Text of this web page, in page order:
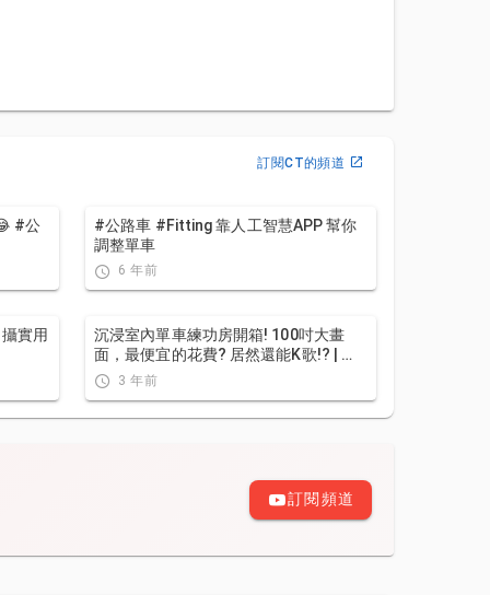
訂閱CT的頻道
#公
#公路車 #Fitting 靠人工智慧APP 幫你
調整單車
6 年前
實用
沉浸室內單車練功房開箱! 100吋大畫
面，最便宜的花費? 居然還能K歌!? | 公
路車 | CT Yeh
3 年前
訂閱頻道